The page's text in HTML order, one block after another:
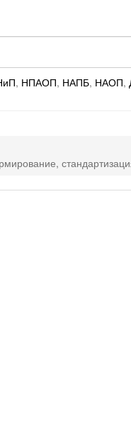
, НПАОП, НАПБ, НАОП,